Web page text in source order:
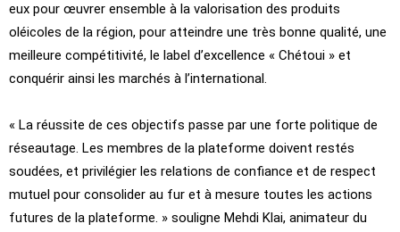
eux pour œuvrer ensemble à la valorisation des produits
oléicoles de la région, pour atteindre une très bonne qualité, une
meilleure compétitivité, le label d’excellence « Chétoui » et
conquérir ainsi les marchés à l’international.
« La réussite de ces objectifs passe par une forte politique de
réseautage. Les membres de la plateforme doivent restés
soudées, et privilégier les relations de confiance et de respect
mutuel pour consolider au fur et à mesure toutes les actions
futures de la plateforme. » souligne Mehdi Klai, animateur du